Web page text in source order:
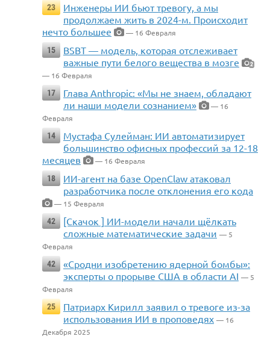
23
Инженеры ИИ бьют тревогу, а мы
продолжаем жить в 2024-м. Происходит
нечто большее
— 16 Февраля
15
BSBT — модель, которая отслеживает
важные пути белого вещества в мозге
2
— 16 Февраля
17
Глава Anthropic: «Мы не знаем, обладают
ли наши модели сознанием»
— 16
Февраля
14
Мустафа Сулейман: ИИ автоматизирует
большинство офисных профессий за 12-18
месяцев
— 16 Февраля
18
ИИ-агент на базе OpenClaw атаковал
разработчика после отклонения его кода
— 15 Февраля
42
[Скачок ] ИИ-модели начали щёлкать
сложные математические задачи — 5
Февраля
42
«Сродни изобретению ядерной бомбы»:
эксперты о прорыве США в области AI — 5
Февраля
25
Патриарх Кирилл заявил о тревоге из-за
использования ИИ в проповедях — 16
Декабря 2025